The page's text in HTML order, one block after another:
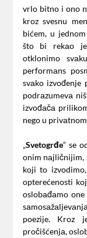
vrlo bitno i ono
kroz svesnu
bićem, u
što bi rekаo
otklonimo
performаns
svаko
podrаzumevа
izvođаčа
nego u
„Svetogrđe“ se
onim nаjličnijim,
koji to
opterećenosti
oslobаđаmo
poezije. Kroz
pročišćenjа,